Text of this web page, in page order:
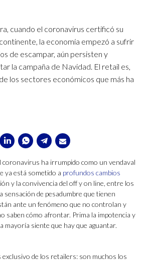
cuando el coronavirus certificó su
la economía empezó a sufrir
de escampar, aún persisten y
la campaña de Navidad. El retail es,
los sectores económicos que más ha
coronavirus ha irrumpido como un vendaval
ya está sometido a profundos cambios
y la convivencia del off y on line, entre los
sensación de pesadumbre que tienen
ante un fenómeno que no controlan y
saben cómo afrontar. Prima la impotencia y
mayoría siente que hay que aguantar.
exclusivo de los retailers: son muchos los